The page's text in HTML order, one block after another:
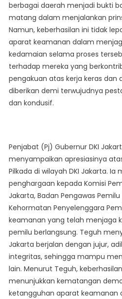
Dan
Kedamaian
Pasca
Pilkada
2024
berbagai daerah menjadi bukti
matang dalam menjalankan
Namun, keberhasilan ini tidak
aparat keamanan dalam
kedamaian selama proses
terhadap mereka yang
pengakuan atas kerja keras dan
diberikan demi terwujudnya
dan kondusif.
Penjabat (Pj) Gubernur DKI
menyampaikan apresiasinya
Pilkada di wilayah DKI Jakarta. Ia
penghargaan kepada Komisi
Jakarta, Badan Pengawas
Kehormatan Penyelenggara
keamanan yang telah menjaga
pemilu berlangsung. Teguh
Jakarta berjalan dengan jujur,
integritas, sehingga mampu
lain. Menurut Teguh,
menunjukkan kematangan
ketangguhan aparat keamanan